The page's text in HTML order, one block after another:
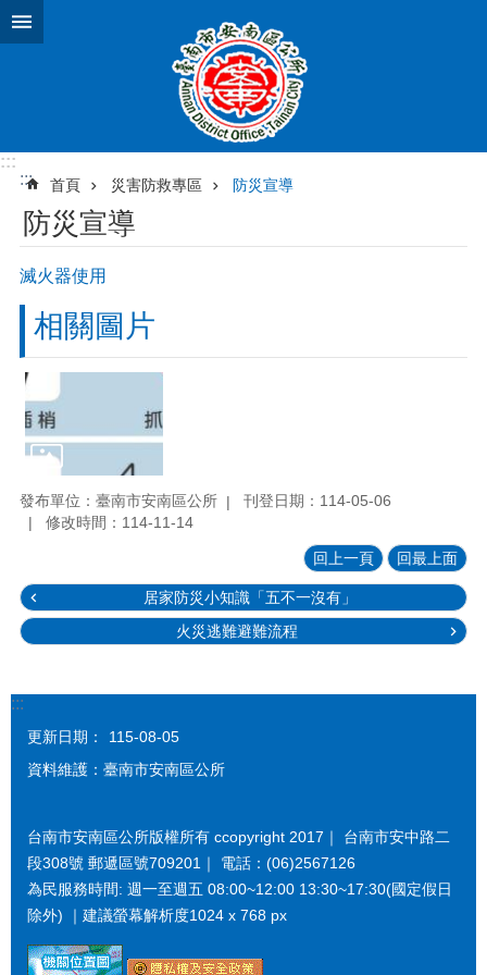
跳到主要內容區塊
:::
:::
首頁 災害防救專區 防災宣導
防災宣導
滅火器使用
相關圖片
發布單位：臺南市安南區公所
刊登日期：114-05-06
修改時間：114-11-14
回上一頁 回最上面
居家防災小知識「五不一沒有」
火災逃難避難流程
:::
更新日期：
115-08-05
資料維護：臺南市安南區公所
台南市安南區公所版權所有 ccopyright 2017｜ 台南市安中路二
段308號 郵遞區號709201｜ 電話：(06)2567126
為民服務時間: 週一至週五 08:00~12:00 13:30~17:30(國定假日
除外) ｜建議螢幕解析度1024 x 768 px